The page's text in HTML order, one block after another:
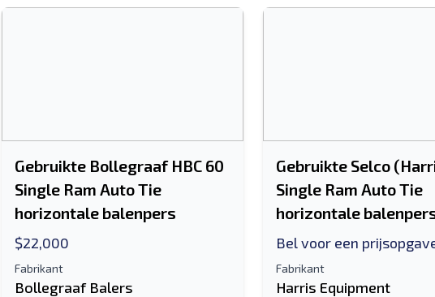
Gebruikte Bollegraaf HBC 60
Single Ram Auto Tie
horizontale balenpers
$22,000
Fabrikant
Bollegraaf Balers
Gebruikte Selco
Single Ram Auto Tie
horizontale
Bel voor een
Fabrikant
Harris Equipment